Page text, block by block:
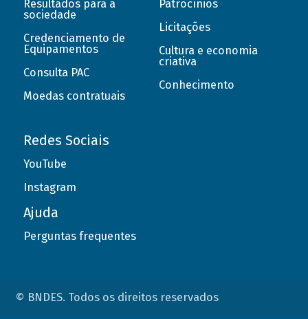
Resultados para a
sociedade
Credenciamento de
Equipamentos
Consulta PAC
Moedas contratuais
Patrocínios
Licitações
Cultura e economia
criativa
Conhecimento
Redes Sociais
YouTube
Instagram
Ajuda
Perguntas frequentes
© BNDES. Todos os direitos reservados